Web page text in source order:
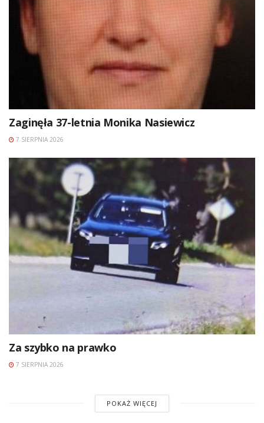
Zaginęła 37-letnia Monika Nasiewicz
7 SIERPNIA 2026
Za szybko na prawko
7 SIERPNIA 2026
POKAŻ WIĘCEJ